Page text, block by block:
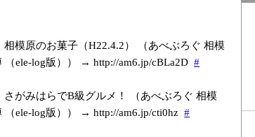
模原のお菓子（H22.4.2） （あべぶろぐ 相模
ele-log版）） → http://am6.jp/cBLa2D #
さがみはらでB級グルメ！ （あべぶろぐ 相模
ele-log版）） → http://am6.jp/cti0hz #